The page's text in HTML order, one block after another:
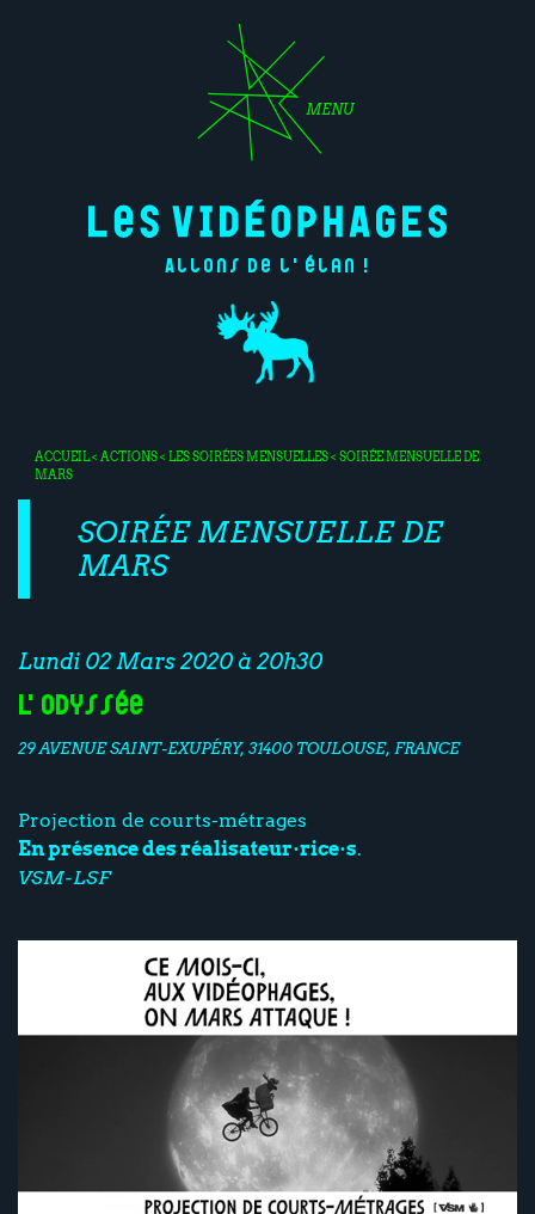
MENU
Allons de l'élan !
ACCUEIL<ACTIONS< LES SOIRÉES MENSUELLES< SOIRÉE MENSUELLE DE
MARS
SOIRÉE MENSUELLE DE
MARS
Lundi 02 Mars 2020 à 20h30
L'Odyssée
29 AVENUE SAINT-EXUPÉRY, 31400 TOULOUSE, FRANCE
Projection de courts-métrages
En présence des réalisateur·rice·s.
VSM-LSF